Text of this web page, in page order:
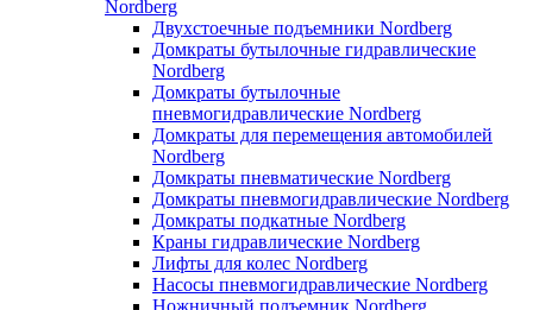
Nordberg
Двухстоечные подъемники Nordberg
Домкраты бутылочные гидравлические
Nordberg
Домкраты бутылочные
пневмогидравлические Nordberg
Домкраты для перемещения автомобилей
Nordberg
Домкраты пневматические Nordberg
Домкраты пневмогидравлические Nordberg
Домкраты подкатные Nordberg
Краны гидравлические Nordberg
Лифты для колес Nordberg
Насосы пневмогидравлические Nordberg
Ножничный подъемник Nordberg